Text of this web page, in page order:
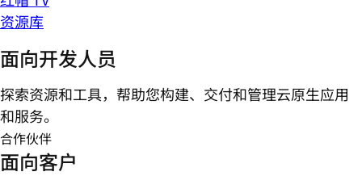
资源库
面向开发人员
探索资源和工具，帮助您构建、交付和管理云原生应用
和服务。
合作伙伴
面向客户